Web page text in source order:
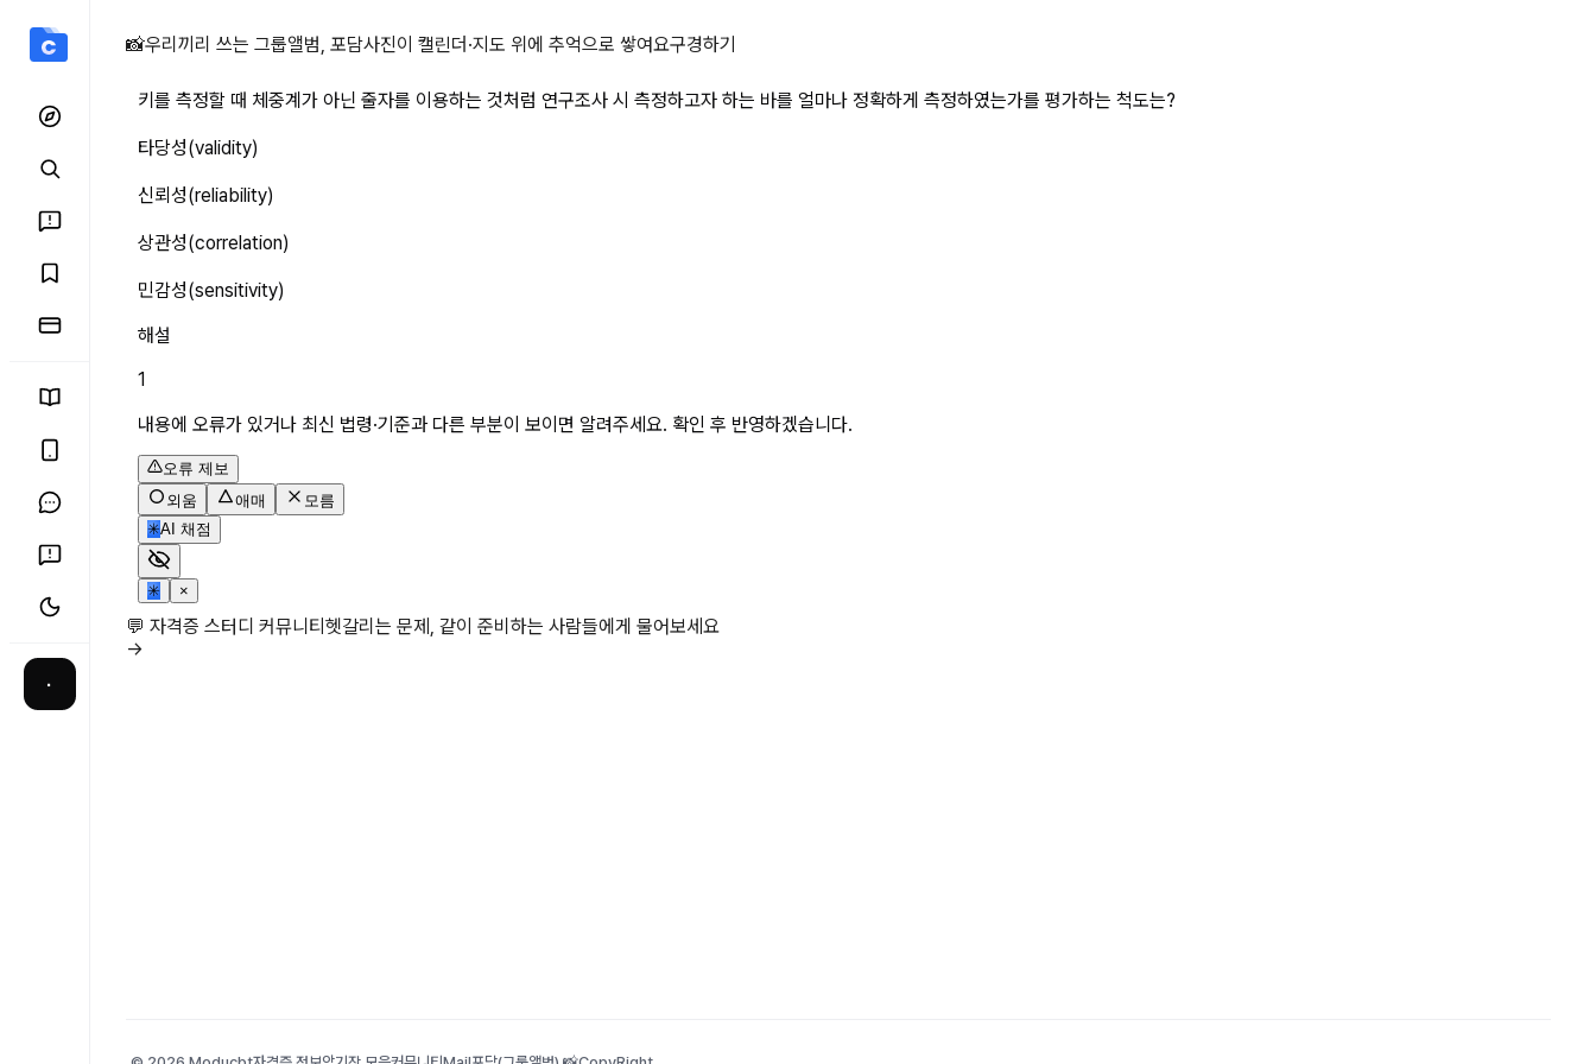
·
키를 측정할 때 체중계가 아닌 줄자를 이용하는 것처럼 연구조사 시 측정하고자 하는 바 상세 페이지
📸우리끼리 쓰는 그룹앨범, 포담사진이 캘린더·지도 위에 추억으로 쌓여요구경하기
키를 측정할 때 체중계가 아닌 줄자를 이용하는 것처럼 연구조사 시 측정하고자 하는 바를 얼마나 정확하게 측정하였는가를 평가하는 척도는?
타당성(validity)
신뢰성(reliability)
상관성(correlation)
민감성(sensitivity)
해설
1
내용에 오류가 있거나 최신 법령·기준과 다른 부분이 보이면 알려주세요. 확인 후 반영하겠습니다.
오류 제보
외움
애매
모름
✳AI 채점
✳ ×
💬 자격증 스터디 커뮤니티헷갈리는 문제, 같이 준비하는 사람들에게 물어보세요
→